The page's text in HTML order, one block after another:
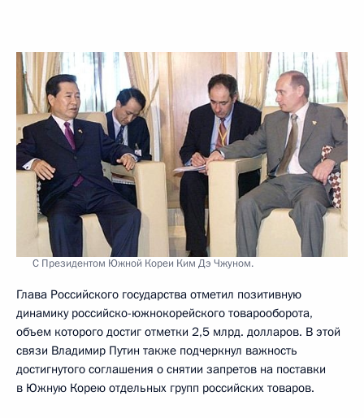
С Президентом Южной Кореи Ким Дэ Чжуном.
Глава Российского государства отметил позитивную
динамику российско-южнокорейского товарооборота,
объем которого достиг отметки 2,5 млрд. долларов. В этой
связи Владимир Путин также подчеркнул важность
достигнутого соглашения о снятии запретов на поставки
в Южную Корею отдельных групп российских товаров.